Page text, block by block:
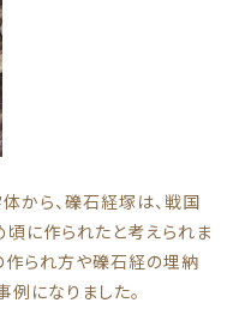
から、礫石経塚は、戦国
に作られたと考えられま
作られ方や礫石経の埋納
になりました。